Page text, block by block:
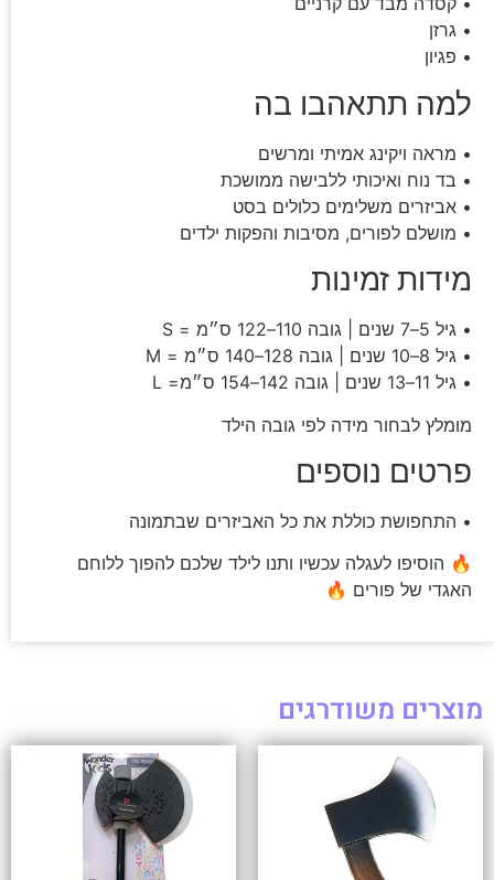
• גרזן
• פגיון
למה תתאהבו בה
• מראה ויקינג אמיתי ומרשים
• בד נוח ואיכותי ללבישה ממושכת
• אביזרים משלימים כלולים בסט
• מושלם לפורים, מסיבות והפקות ילדים
מידות זמינות
• גיל 5–7 שנים | גובה 110–122 ס״מ = S
• גיל 8–10 שנים | גובה 128–140 ס״מ = M
• גיל 11–13 שנים | גובה 142–154 ס״מ= L
מומלץ לבחור מידה לפי גובה הילד
פרטים נוספים
• התחפושת כוללת את כל האביזרים שבתמונה
🔥 הוסיפו לעגלה עכשיו ותנו לילד שלכם להפוך ללוחם
האגדי של פורים 🔥
מוצרים משודרגים